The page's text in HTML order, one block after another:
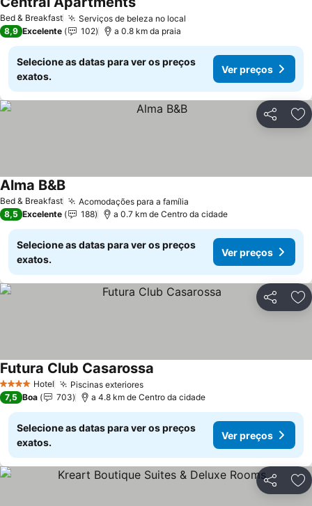
Bed & Breakfast Serviços de beleza no local
8,9 Excelente 102 a 0.8 km da praia
Selecione as datas para ver os preços
exatos.
Ver preços
Partilhar
Bed & Breakfast Acomodações para a família
Alma B&B
8,5 Excelente 188 a 0.7 km de Centro da cidade
Selecione as datas para ver os preços
exatos.
Ver preços
Partilhar
4 EstrelasHotel Piscinas exteriores
Futura Club Casarossa
7,5 Boa 703 a 4.8 km de Centro da cidade
Selecione as datas para ver os preços
exatos.
Ver preços
Partilhar